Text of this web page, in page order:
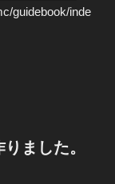
guidebook/inde
ました。